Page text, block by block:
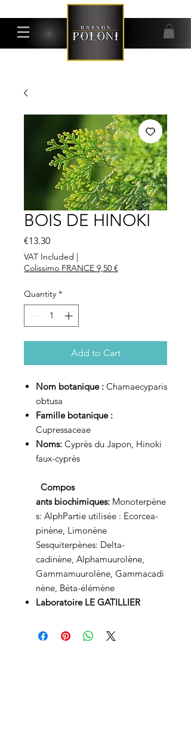
BOIS DE HINOKI
€13.30Price
VAT Included |
Colissimo FRANCE 9,50 €
Quantity *
Add to Cart
Nom botanique : Chamaecyparis
obtusa
Famille botanique :
Cupressaceae
Noms: Cyprès du Japon, Hinoki
faux-cyprès
Compos​​​​​​​
ants biochimiques: Monoterpène
s: AlphPartie utilisée : Ecorcea-
pinène, Limonène
Sesquiterpènes: Delta-
cadinène, Alphamuurolène,
Gammamuurolène, Gammacadi
nène, Béta-élémène
Laboratoire LE GATILLIER